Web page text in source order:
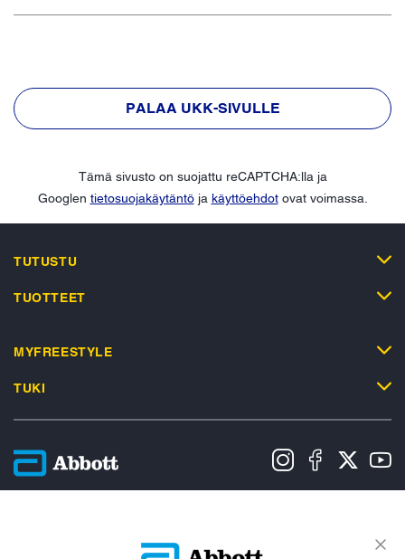
PALAA UKK-SIVULLE
Tämä sivusto on suojattu reCAPTCHA:lla ja
Googlen tietosuojakäytäntöja käyttöehdotovat voimassa.
TUTUSTU
TUOTTEET
MYFREESTYLE
TUKI